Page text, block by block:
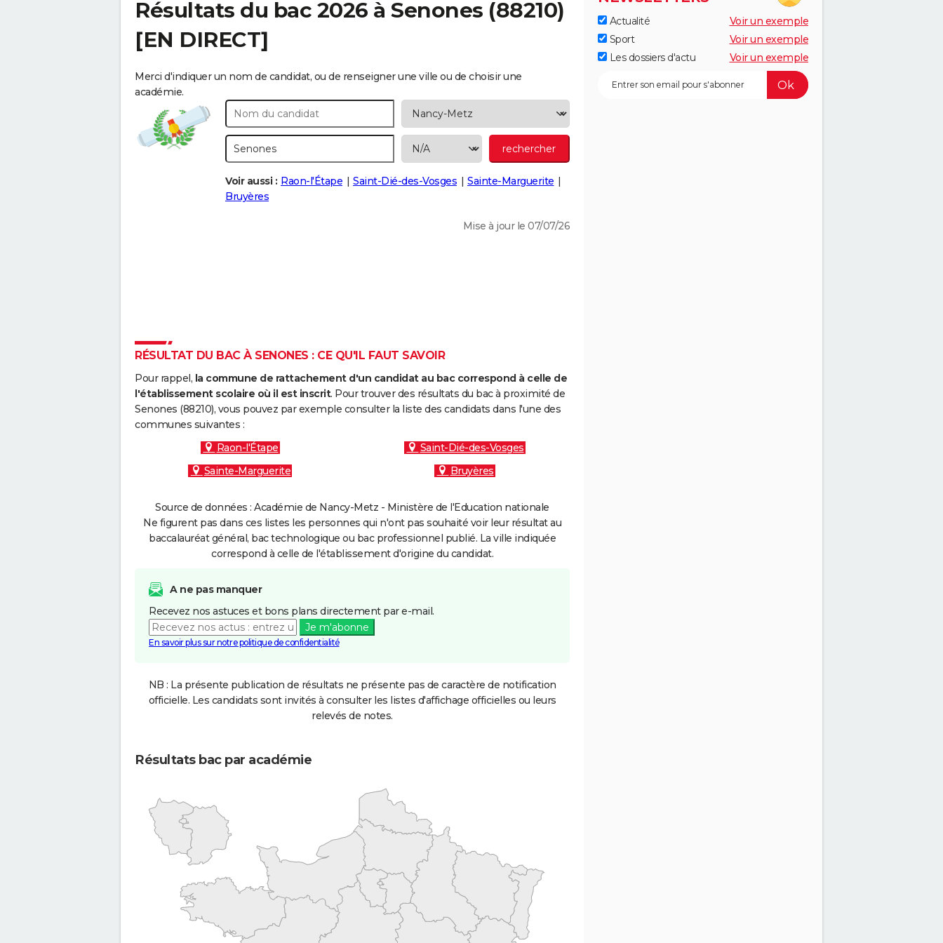
Résultats du bac 2026 à Senones (88210)
[EN DIRECT]
Merci d'indiquer un nom de candidat, ou de renseigner une ville ou de choisir une
académie.
Voir aussi : Raon-l'Étape Saint-Dié-des-Vosges
Sainte-Marguerite
Bruyères
Mise à jour le 07/07/26
RÉSULTAT DU BAC À SENONES : CE QU'IL FAUT SAVOIR
Pour rappel, la commune de rattachement d'un candidat au bac correspond à celle de
l'établissement scolaire où il est inscrit. Pour trouver des résultats du bac à proximité de
Senones (88210), vous pouvez par exemple consulter la liste des candidats dans l'une des
communes suivantes :
Raon-l'Étape
Saint-Dié-des-Vosges
Sainte-Marguerite
Bruyères
Source de données : Académie de Nancy-Metz - Ministère de l'Education nationale
Ne figurent pas dans ces listes les personnes qui n'ont pas souhaité voir leur résultat au
baccalauréat général, bac technologique ou bac professionnel publié. La ville indiquée
correspond à celle de l'établissement d'origine du candidat.
A ne pas manquer
Recevez nos astuces et bons plans directement par e-mail.
Je m'abonne
En savoir plus sur notre politique de confidentialité
NB : La présente publication de résultats ne présente pas de caractère de notification
officielle. Les candidats sont invités à consulter les listes d'affichage officielles ou leurs
relevés de notes.
Résultats bac par académie
Actualité
Voir un exemple
Sport
Voir un exemple
Les dossiers d'actu
Voir un exemple